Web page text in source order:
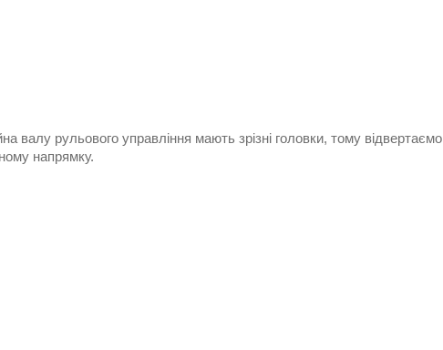
валу рульового управління мають зрізні головки, тому відвертаємо
напрямку.